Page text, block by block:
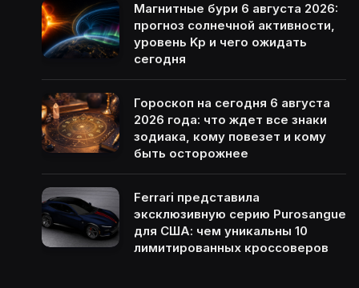
Магнитные бури 6 августа 2026:
прогноз солнечной активности,
уровень Kp и чего ожидать
сегодня
Гороскоп на сегодня 6 августа
2026 года: что ждет все знаки
зодиака, кому повезет и кому
быть осторожнее
Ferrari представила
эксклюзивную серию Purosangue
для США: чем уникальны 10
лимитированных кроссоверов